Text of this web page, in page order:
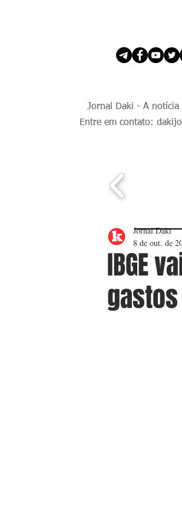
Jornal Daki - A notícia
Entre em contato:
IBGE
Jornal Daki
8 de out. de